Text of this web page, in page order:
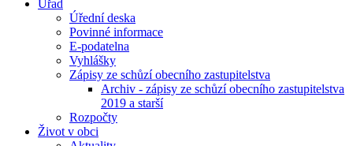
Úřad
Úřední deska
Povinné informace
E-podatelna
Vyhlášky
Zápisy ze schůzí obecního zastupitelstva
Archiv - zápisy ze schůzí obecního zastupitelstva
2019 a starší
Rozpočty
Život v obci